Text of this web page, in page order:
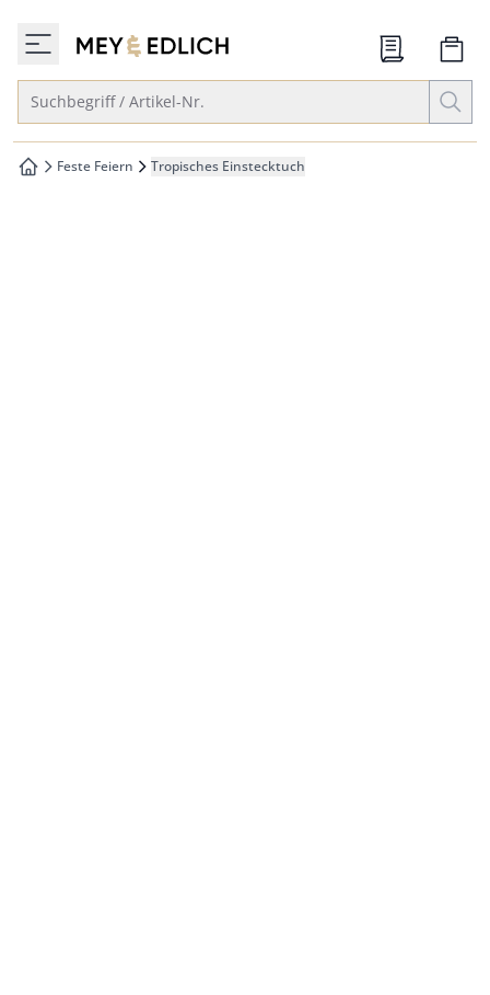
springen
springen
zur Startseite
Suchbegriff / Artikel-Nr.
zur Startseite
Feste Feiern Tropisches Einstecktuch